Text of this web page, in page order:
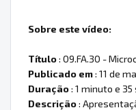
Sobre este vídeo:
Título: 09.FA.30 -
Publicado em: 11 de
Duração: 1 minuto e
Descrição: